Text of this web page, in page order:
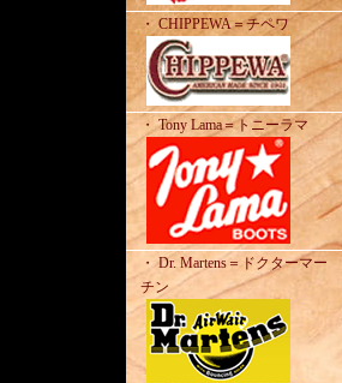
・ CHIPPEWA＝チペワ
・ Tony Lama＝トニーラマ
・ Dr. Martens＝ドクターマー
チン